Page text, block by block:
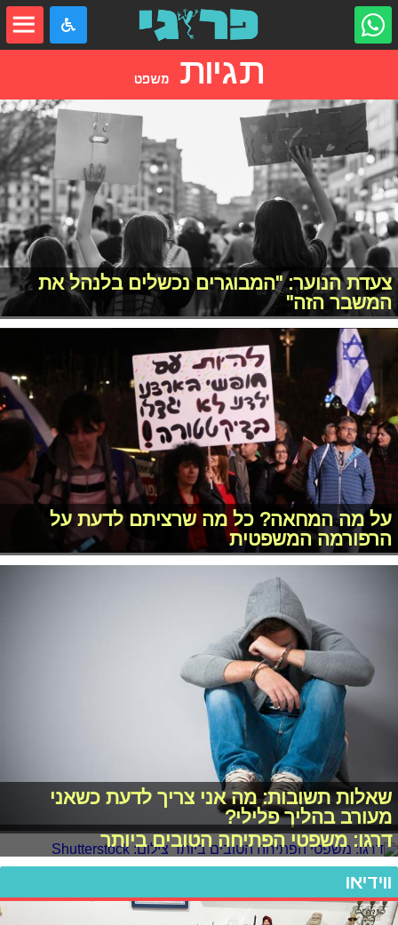
תגיותמשפט
צעדת הנוער: "המבוגרים נכשלים בלנהל את
המשבר הזה"
על מה המחאה? כל מה שרציתם לדעת על
הרפורמה המשפטית
שאלות תשובות: מה אני צריך לדעת כשאני
מעורב בהליך פלילי?
דרגו: משפטי הפתיחה הטובים ביותר
ווידיאו